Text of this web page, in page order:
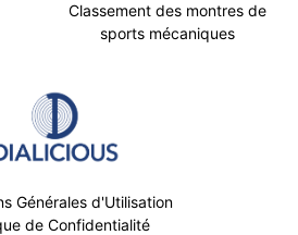
Classement des montres de
sports mécaniques
Générales d'Utilisation
de Confidentialité